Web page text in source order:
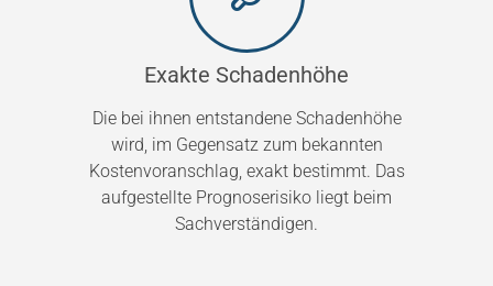
Exakte Schadenhöhe
Die bei ihnen entstandene Schadenhöhe
wird, im Gegensatz zum bekannten
Kostenvoranschlag, exakt bestimmt. Das
aufgestellte Prognoserisiko liegt beim
Sachverständigen.